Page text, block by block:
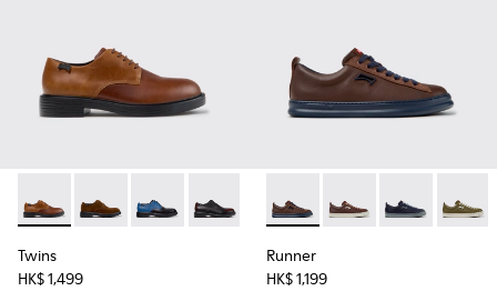
Twins - K100979-025 - 男裝啡色皮鞋。
Twins - K100979-027 - 男裝啡色麂皮鞋。
Twins - K100979-026
Twins - K100979-022
Twins - K100979-020
Twins - K100979-016
Twins -Twins -
Twins
HK$ 1,499
Runner - K101052-014 - 男
Runner - K101052-
Runner -
Runner
HK$ 1,199